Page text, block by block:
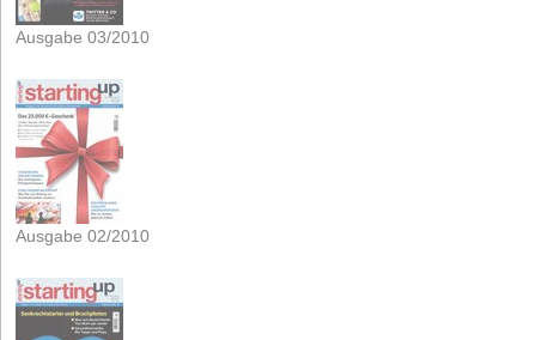
Ausgabe 03/2010
Ausgabe 02/2010